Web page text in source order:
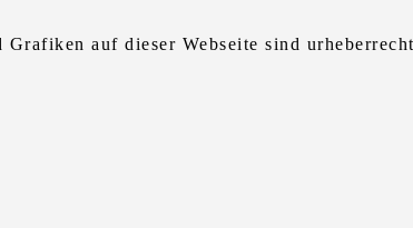
auf dieser Webseite sind